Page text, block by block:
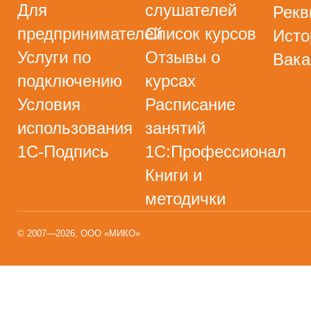
Для
предпринимателей
Услуги по
подключению
Условия
использования
1С-Подпись
слушателей
Список курсов
Отзывы о
курсах
Расписание
занятий
1С:Профессионал
Книги и
методички
© 2007—2026, ООО «МИКО»